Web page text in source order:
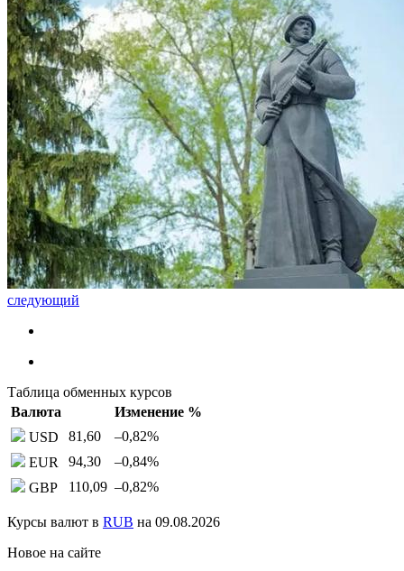
следующий
Таблица обменных курсов
Валюта
Изменение %
USD
81,60 –0,82%
EUR
94,30 –0,84%
GBP
110,09 –0,82%
Курсы валют в RUB на 09.08.2026
Новое на сайте